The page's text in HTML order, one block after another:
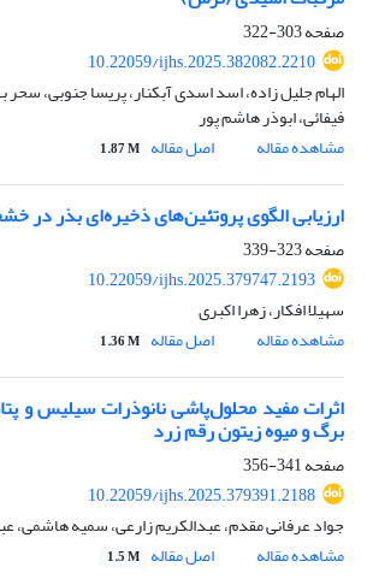
صفحه303-322
10.22059/ijhs.2025.382082.2210
الهام جلیل زاده، اسد اسدی آبکنار، پریسا جنوبی، سحر
فیفائی، ابوذر هاشم پور
مشاهده مقاله
اصل مقاله 1.87 M
ارزیابی الگوی پروتئین‌های ذخیره‌ای بذر در
صفحه323-339
10.22059/ijhs.2025.379747.2193
سهیلا افکار، زهرا اکبری
مشاهده مقاله
اصل مقاله 1.36 M
اثرات مفید محلول‌پاشی نانوذرات سیلیس و
برگ و میوه زیتون رقم زرد
صفحه341-356
10.22059/ijhs.2025.379391.2188
جواد عرفانی مقدم، عبدالکریم زارعی، سمیه
مشاهده مقاله
اصل مقاله 1.5 M